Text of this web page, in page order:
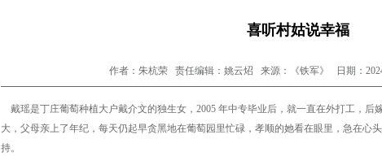
喜听村姑说幸福
作者：朱杭荣 责任编辑：姚云炤 来源：《铁军》 日期：
戴瑶是丁庄葡萄种植大户戴介文的独生女，2005 年中专毕业后，就一直在外打工，后
大，父母亲上了年纪，每天仍起早贪黑地在葡萄园里忙碌，孝顺的她看在眼里，急在心
持。